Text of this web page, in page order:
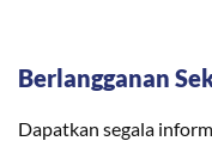
Berlangganan
Dapatkan segala